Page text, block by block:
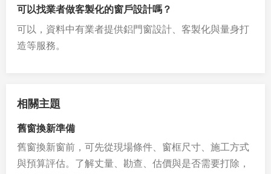
可以找業者做客製化的窗戶設計嗎？
可以，資料中有業者提供鋁門窗設計、客製化與量身打
造等服務。
相關主題
舊窗換新準備
舊窗換新窗前，可先從現場條件、窗框尺寸、施工方式
與預算評估。了解丈量、勘查、估價與是否需要打除，